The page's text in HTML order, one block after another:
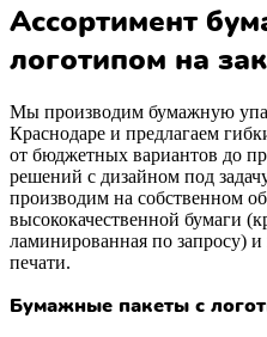
Ассортимент
логотипом на
Мы производим бумажную
Краснодаре и предлагаем
от бюджетных вариантов до
решений с дизайном под
производим на собственном
высококачественной бумаги
ламинированная по запросу)
печати.
Бумажные пакеты с